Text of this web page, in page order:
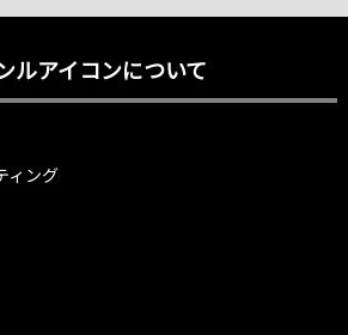
ルアイコンについて
ィング